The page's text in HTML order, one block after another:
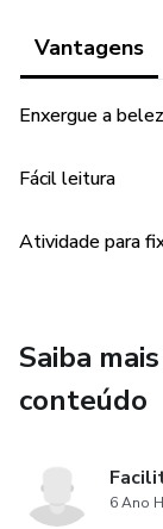
Vantagens
Enxergue a
Fácil leitura
Atividade para
Saiba
conteúdo
6 Ano